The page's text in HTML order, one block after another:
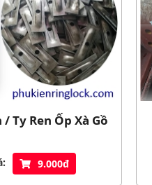
/ Ty Ren Ốp Xà Gồ
9.000đ